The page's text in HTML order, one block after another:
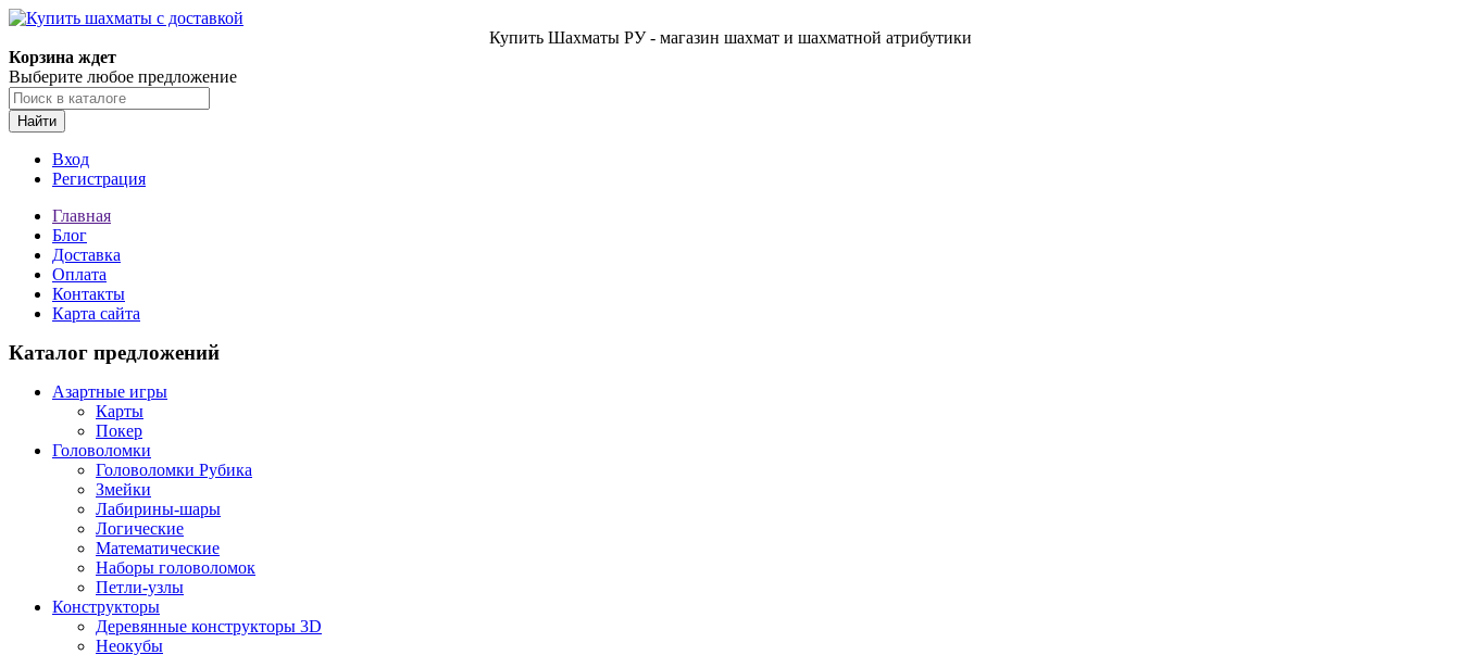
Купить Шахматы РУ - магазин шахмат и шахматной атрибутики
Корзина ждет
Выберите любое предложение
Найти
Вход
Регистрация
Главная
Блог
Доставка
Оплата
Контакты
Карта сайта
Каталог предложений
Азартные игры
Карты
Покер
Головоломки
Головоломки Рубика
Змейки
Лабирины-шары
Логические
Математические
Наборы головоломок
Петли-узлы
Конструкторы
Деревянные конструкторы 3D
Неокубы